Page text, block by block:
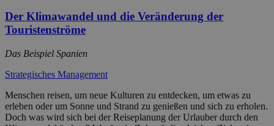
Der Klimawandel und die Veränderung der
Touristenströme
Das Beispiel Spanien
Strategisches Management
Menschen reisen, um neue Kulturen zu entdecken, um etwas zu
erleben oder um Sonne und Strand zu genießen und sich zu erholen.
Doch was wird sich bei der Reiseplanung der Urlauber durch den